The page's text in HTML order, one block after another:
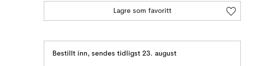
Lagre som favoritt
Bestillt inn, sendes tidligst 23. august